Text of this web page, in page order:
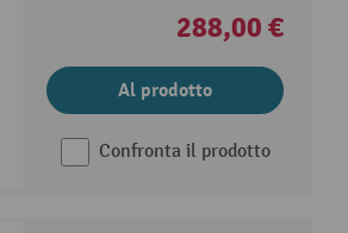
288,00 €
Al prodotto
Confronta il prodotto